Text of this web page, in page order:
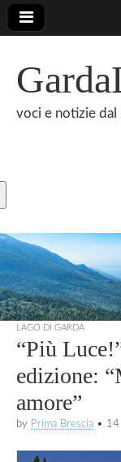
voci e notizie dal
LAGO DI GARDA
“Più
edizione:
amore”
by Prima Brescia • 14